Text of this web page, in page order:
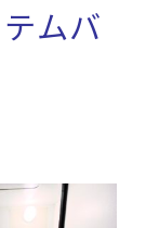
ムバ